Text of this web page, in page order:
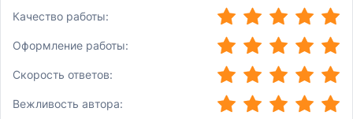
Качество работы: (*)(*) (*) (*) (*)
Оформление работы: (*)(*) (*) (*) (*)
Скорость ответов: (*)(*) (*) (*) (*)
Вежливость автора: (*)(*) (*) (*) (*)